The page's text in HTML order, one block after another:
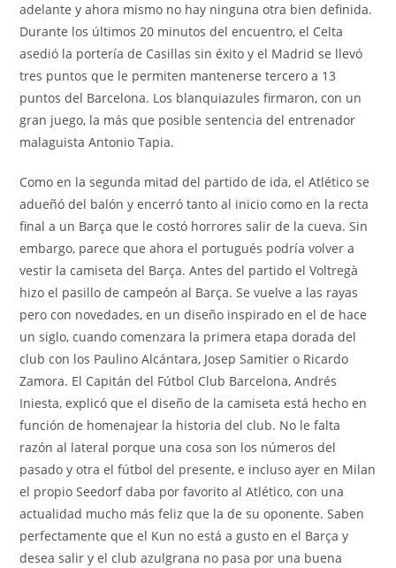
adelante y ahora mismo no hay ninguna otra bien definida.
Durante los últimos 20 minutos del encuentro, el Celta
asedió la portería de Casillas sin éxito y el Madrid se llevó
tres puntos que le permiten mantenerse tercero a 13
puntos del Barcelona. Los blanquiazules firmaron, con un
gran juego, la más que posible sentencia del entrenador
malaguista Antonio Tapia.
Como en la segunda mitad del partido de ida, el Atlético se
adueñó del balón y encerró tanto al inicio como en la recta
final a un Barça que le costó horrores salir de la cueva. Sin
embargo, parece que ahora el portugués podría volver a
vestir la camiseta del Barça. Antes del partido el Voltregà
hizo el pasillo de campeón al Barça. Se vuelve a las rayas
pero con novedades, en un diseño inspirado en el de hace
un siglo, cuando comenzara la primera etapa dorada del
club con los Paulino Alcántara, Josep Samitier o Ricardo
Zamora. El Capitán del Fútbol Club Barcelona, Andrés
Iniesta, explicó que el diseño de la camiseta está hecho en
función de homenajear la historia del club. No le falta
razón al lateral porque una cosa son los números del
pasado y otra el fútbol del presente, e incluso ayer en Milan
el propio Seedorf daba por favorito al Atlético, con una
actualidad mucho más feliz que la de su oponente. Saben
perfectamente que el Kun no está a gusto en el Barça y
desea salir y el club azulgrana no pasa por una buena